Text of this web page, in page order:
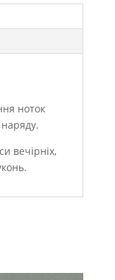
ноток
вечірніх,